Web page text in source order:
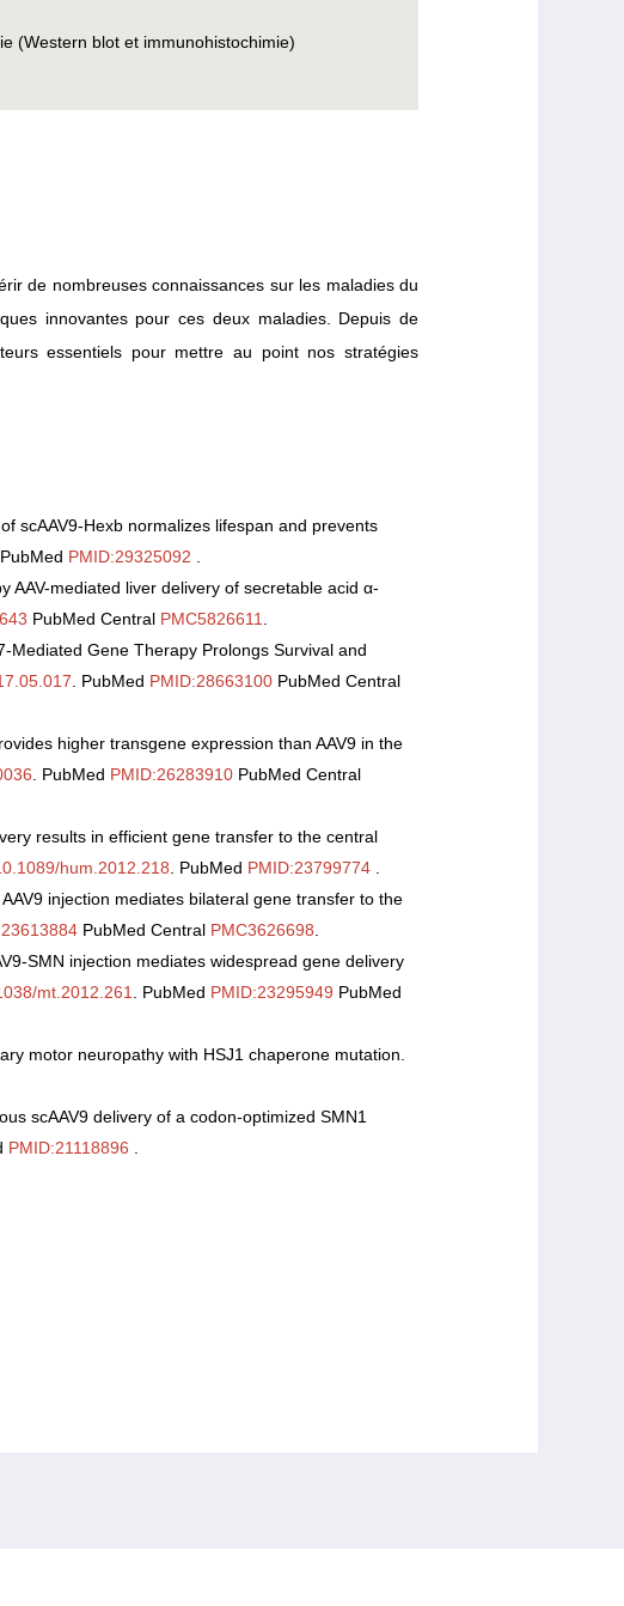
(Western blot et immunohistochimie)
de nombreuses connaissances sur les maladies du
innovantes pour ces deux maladies. Depuis de
essentiels pour mettre au point nos stratégies
scAAV9-Hexb normalizes lifespan and prevents
PMID:29325092 .
AAV-mediated liver delivery of secretable acid α-
PubMed Central PMC5826611.
Mediated Gene Therapy Prolongs Survival and
. PubMed PMID:28663100 PubMed Central
higher transgene expression than AAV9 in the
. PubMed PMID:26283910 PubMed Central
results in efficient gene transfer to the central
hum.2012.218. PubMed PMID:23799774 .
injection mediates bilateral gene transfer to the
PubMed Central PMC3626698.
SMN injection mediates widespread gene delivery
mt.2012.261. PubMed PMID:23295949 PubMed
motor neuropathy with HSJ1 chaperone mutation.
scAAV9 delivery of a codon-optimized SMN1
PMID:21118896 .